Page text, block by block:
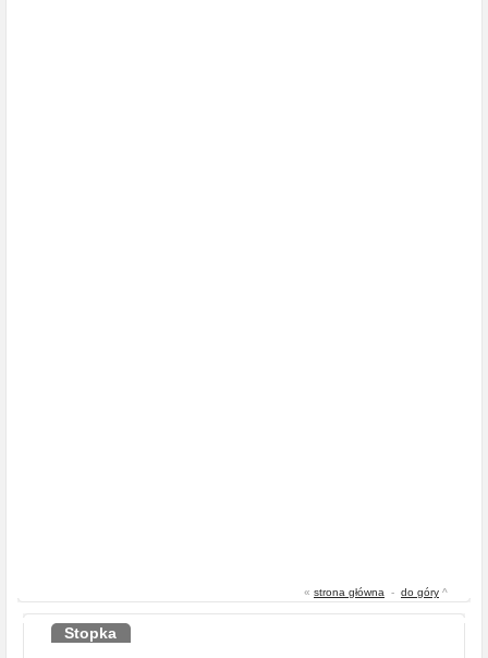
« strona główna - do góry ^
Stopka